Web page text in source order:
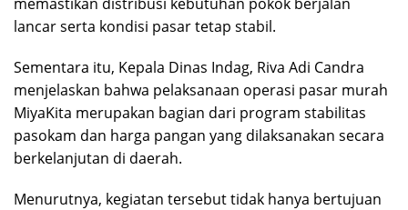
lancar serta kondisi pasar tetap stabil.
Sementara itu, Kepala Dinas Indag, Riva Adi Candra
menjelaskan bahwa pelaksanaan operasi pasar murah
MiyaKita merupakan bagian dari program stabilitas
pasokam dan harga pangan yang dilaksanakan secara
berkelanjutan di daerah.
Menurutnya, kegiatan tersebut tidak hanya bertujuan